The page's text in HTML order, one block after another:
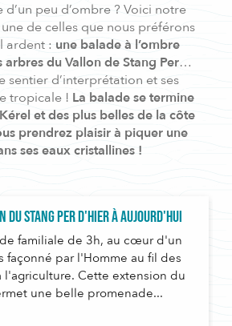
peu d’ombre ? Voici notre
de celles que nous préférons
ardent : une balade à l’ombre
du Vallon de Stang Per…
sentier d’interprétation et ses
tropicale ! La balade se termine
et des plus belles de la côte
prendrez plaisir à piquer une
ses eaux cristallines !
du Stang Per d'hier à aujourd'hui
familiale de 3h, au cœur d'un
façonné par l'Homme au fil des
l'agriculture. Cette extension du
une belle promenade...